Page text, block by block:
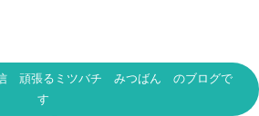
信 頑張るミツバチ みつばん のブログで
す